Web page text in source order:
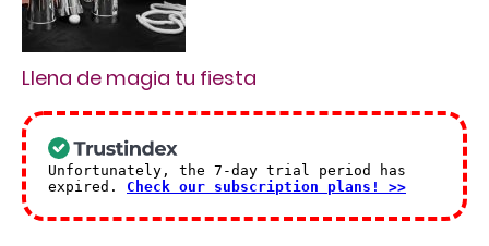
Llena de magia tu fiesta